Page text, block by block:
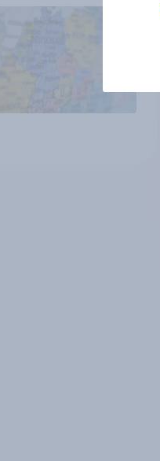
im Osten am